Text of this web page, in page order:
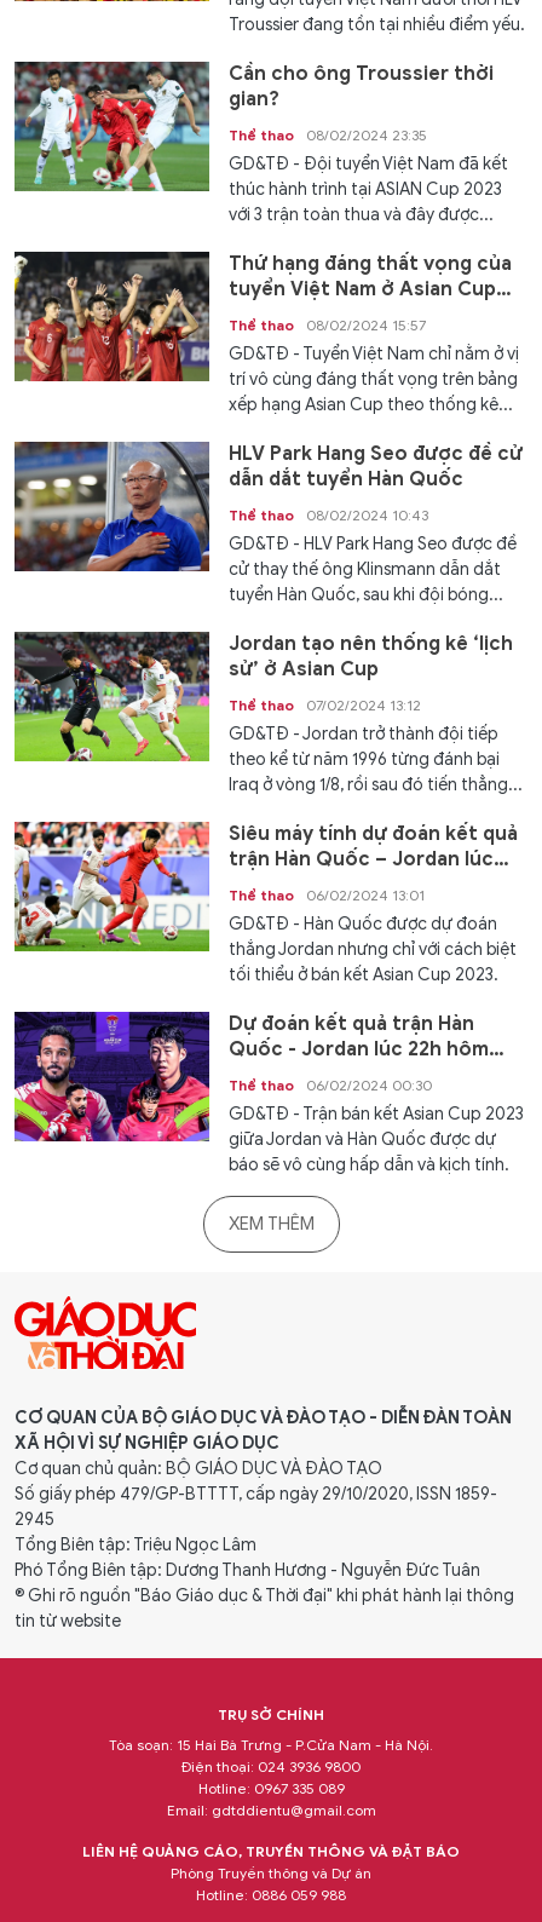
Troussier đang tồn tại nhiều điểm yếu.
Cần cho ông Troussier thời
gian?
Thể thao 08/02/2024 23:35
GD&TĐ - Đội tuyển Việt Nam đã kết
thúc hành trình tại ASIAN Cup 2023
với 3 trận toàn thua và đây được...
Thứ hạng đáng thất vọng của
tuyển Việt Nam ở Asian Cup
2023
Thể thao 08/02/2024 15:57
GD&TĐ - Tuyển Việt Nam chỉ nằm ở vị
trí vô cùng đáng thất vọng trên bảng
xếp hạng Asian Cup theo thống kê...
HLV Park Hang Seo được đề cử
dẫn dắt tuyển Hàn Quốc
Thể thao 08/02/2024 10:43
GD&TĐ - HLV Park Hang Seo được đề
cử thay thế ông Klinsmann dẫn dắt
tuyển Hàn Quốc, sau khi đội bóng...
Jordan tạo nên thống kê ‘lịch
sử’ ở Asian Cup
Thể thao 07/02/2024 13:12
GD&TĐ - Jordan trở thành đội tiếp
theo kể từ năm 1996 từng đánh bại
Iraq ở vòng 1/8, rồi sau đó tiến thẳng...
Siêu máy tính dự đoán kết quả
trận Hàn Quốc – Jordan lúc
22h hôm nay
Thể thao 06/02/2024 13:01
GD&TĐ - Hàn Quốc được dự đoán
thắng Jordan nhưng chỉ với cách biệt
tối thiểu ở bán kết Asian Cup 2023.
Dự đoán kết quả trận Hàn
Quốc - Jordan lúc 22h hôm
nay
Thể thao 06/02/2024 00:30
GD&TĐ - Trận bán kết Asian Cup 2023
giữa Jordan và Hàn Quốc được dự
báo sẽ vô cùng hấp dẫn và kịch tính.
XEM THÊM
CƠ QUAN CỦA BỘ GIÁO DỤC VÀ ĐÀO TẠO - DIỄN ĐÀN TOÀN
XÃ HỘI VÌ SỰ NGHIỆP GIÁO DỤC
Cơ quan chủ quản: BỘ GIÁO DỤC VÀ ĐÀO TẠO
Số giấy phép 479/GP-BTTTT, cấp ngày 29/10/2020, ISSN 1859-
2945
Tổng Biên tập: Triệu Ngọc Lâm
Phó Tổng Biên tập: Dương Thanh Hương - Nguyễn Đức Tuân
® Ghi rõ nguồn "Báo Giáo dục & Thời đại" khi phát hành lại thông
tin từ website
TRỤ SỞ CHÍNH
Tòa soạn: 15 Hai Bà Trưng - P.Cửa Nam - Hà Nội.
Điện thoại: 024 3936 9800
Hotline: 0967 335 089
Email: gdtddientu@gmail.com
LIÊN HỆ QUẢNG CÁO, TRUYỀN THÔNG VÀ ĐẶT BÁO
Phòng Truyền thông và Dự án
Hotline: 0886 059 988